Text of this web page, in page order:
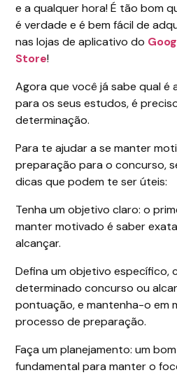
e a qualquer hora! É tão bom
é verdade e é bem fácil de
nas lojas de aplicativo do
Store!
Agora que você já sabe qual é
para os seus estudos, é
determinação.
Para te ajudar a se manter
preparação para o concurso,
dicas que podem te ser úteis:
Tenha um objetivo claro: o
manter motivado é saber
alcançar.
Defina um objetivo específico,
determinado concurso ou
pontuação, e mantenha-o em
processo de preparação.
Faça um planejamento: um
fundamental para manter o